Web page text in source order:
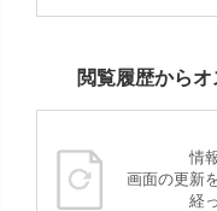
閲覧履歴から
情
画面の更新
経